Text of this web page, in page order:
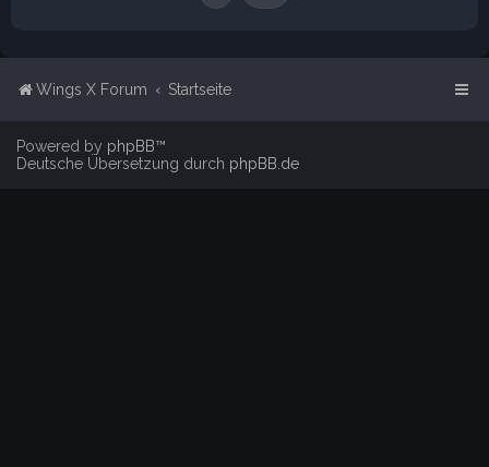
Wings X Forum Startseite
Powered by phpBB™
Deutsche Übersetzung durch phpBB.de